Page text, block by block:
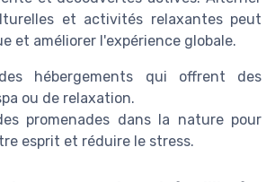
et activités relaxantes peut
et améliorer l'expérience globale.
hébergements qui offrent des
ou de relaxation.
promenades dans la nature pour
esprit et réduire le stress.